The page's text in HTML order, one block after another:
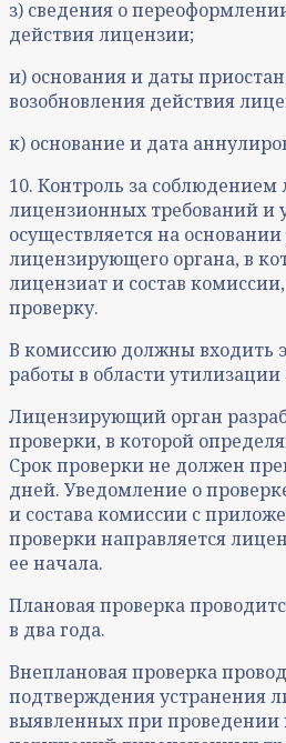
з) сведения о
действия лицензии;
и) основания и даты
возобновления действия
к) основание и дата
10. Контроль за
лицензионных требований и
осуществляется на
лицензирующего органа, в
лицензиат и состав
проверку.
В комиссию должны входить
работы в области утилизации
Лицензирующий орган
проверки, в которой
Срок проверки не должен
дней. Уведомление о
и состава комиссии с
проверки направляется
ее начала.
Плановая проверка
в два года.
Внеплановая проверка
подтверждения устранения
выявленных при проведении